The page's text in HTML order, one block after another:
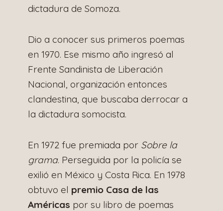
dictadura de Somoza.
Dio a conocer sus primeros poemas
en 1970. Ese mismo año ingresó al
Frente Sandinista de Liberación
Nacional, organización entonces
clandestina, que buscaba derrocar a
la dictadura somocista.
En 1972 fue premiada por Sobre la
grama. Perseguida por la policía se
exilió en México y Costa Rica. En 1978
obtuvo el premio Casa de las
Américas por su libro de poemas